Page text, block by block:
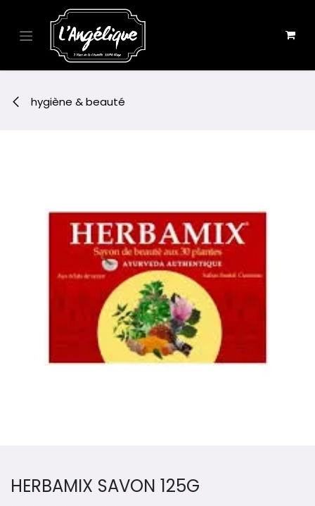
Se rendre au contenu
hygiène & beauté
HERBAMIX SAVON 125G